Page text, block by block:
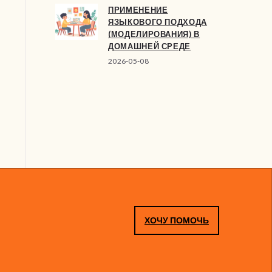
ПРИМЕНЕНИЕ
ЯЗЫКОВОГО ПОДХОДА
(МОДЕЛИРОВАНИЯ) В
ДОМАШНЕЙ СРЕДЕ
2026-05-08
ХОЧУ ПОМОЧЬ